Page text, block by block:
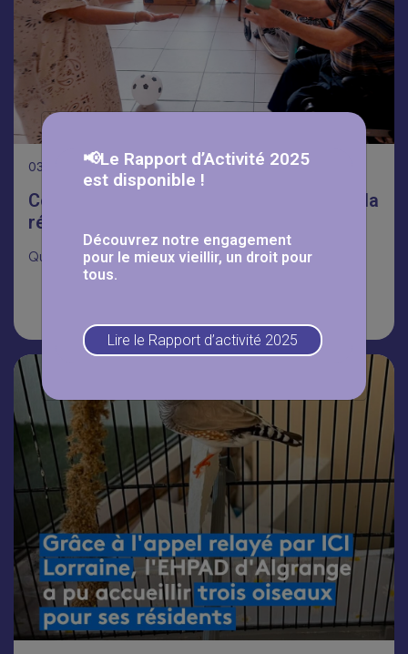
03
Coupe du monde inter-établissements à la
résidence Les Astéries ⚽
Quiz, défis, rires et rencontres : aux Astéries
📢Le Rapport d’Activité 2025
est disponible !
Découvrez notre engagement
pour le mieux vieillir, un droit pour
tous.
Lire le Rapport d’activité 2025